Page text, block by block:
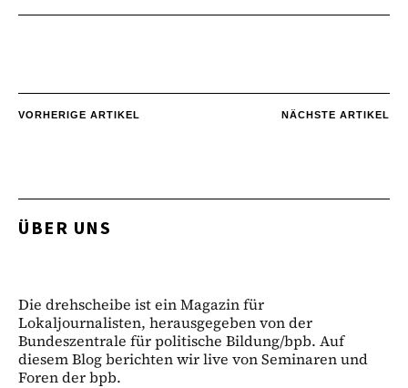
VORHERIGE ARTIKEL NÄCHSTE ARTIKEL
ÜBER UNS
Die drehscheibe ist ein Magazin für
Lokaljournalisten, herausgegeben von der
Bundeszentrale für politische Bildung/bpb. Auf
diesem Blog berichten wir live von Seminaren und
Foren der bpb.